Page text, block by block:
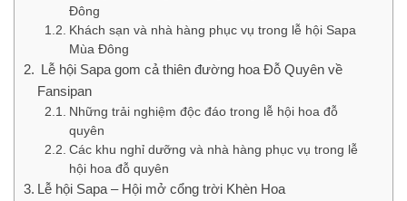
Đông
Khách sạn và nhà hàng phục vụ trong lễ hội Sapa
Mùa Đông
Lễ hội Sapa gom cả thiên đường hoa Đỗ Quyên về
Fansipan
Những trải nghiệm độc đáo trong lễ hội hoa đỗ
quyên
Các khu nghỉ dưỡng và nhà hàng phục vụ trong lễ
hội hoa đỗ quyên
Lễ hội Sapa – Hội mở cổng trời Khèn Hoa